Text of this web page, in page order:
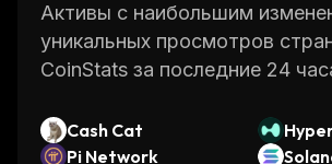
Активы с наибольшим
уникальных просмотров
CoinStats за последние 24
Cash Cat
Pi Network